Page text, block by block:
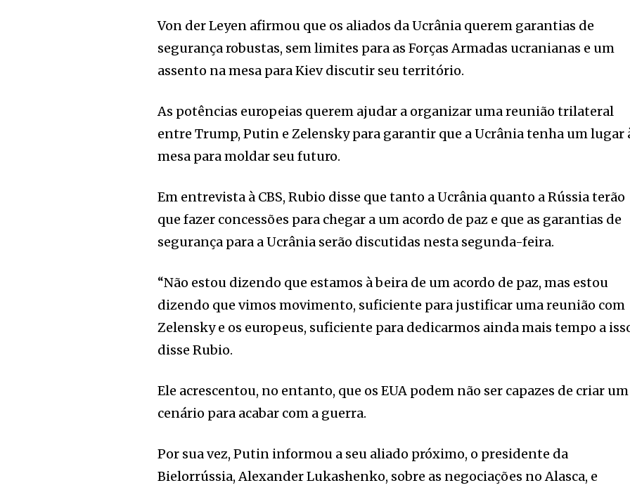
Von der Leyen afirmou que os aliados da Ucrânia querem garantias de
segurança robustas, sem limites para as Forças Armadas ucranianas e um
assento na mesa para Kiev discutir seu território.
As potências europeias querem ajudar a organizar uma reunião trilateral
entre Trump, Putin e Zelensky para garantir que a Ucrânia tenha um lugar
mesa para moldar seu futuro.
Em entrevista à CBS, Rubio disse que tanto a Ucrânia quanto a Rússia terão
que fazer concessões para chegar a um acordo de paz e que as garantias de
segurança para a Ucrânia serão discutidas nesta segunda-feira.
“Não estou dizendo que estamos à beira de um acordo de paz, mas estou
dizendo que vimos movimento, suficiente para justificar uma reunião com
Zelensky e os europeus, suficiente para dedicarmos ainda mais tempo a
disse Rubio.
Ele acrescentou, no entanto, que os EUA podem não ser capazes de criar um
cenário para acabar com a guerra.
Por sua vez, Putin informou a seu aliado próximo, o presidente da
Bielorrússia, Alexander Lukashenko, sobre as negociações no Alasca, e